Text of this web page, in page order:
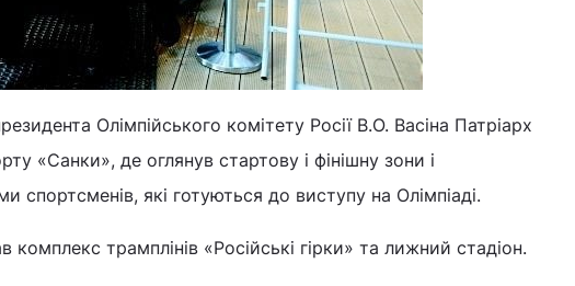
Олімпійського комітету Росії В.О. Васіна Патріарх
«Санки», де оглянув стартову і фінішну зони і
спортсменів, які готуються до виступу на Олімпіаді.
комплекс трамплінів «Російські гірки» та лижний стадіон.